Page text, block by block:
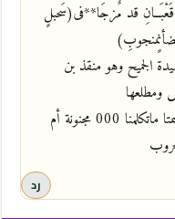
قَعْبَــانِ قد مٌزجَا**فى(سَحبلٍ
الجميح وهو منقذ بن
ومطلعها
امست امامة صمتا ماتكلمنا 000 مجنونة أم
رد